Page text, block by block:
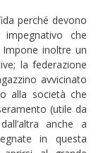
perché devono
che
Impone inoltre un
la federazione
avvicinato
alla società che
(utile da
anche a
in questa